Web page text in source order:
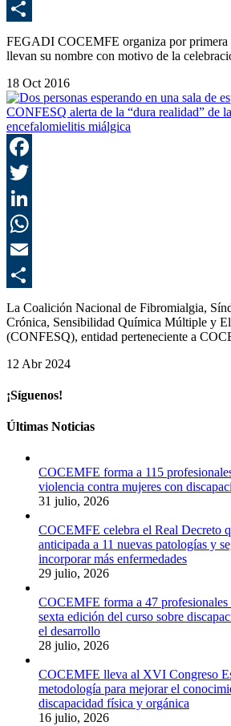
FEGADI COCEMFE organiza por primera
llevan su nombre con motivo de la
18 Oct 2016
CONFESQ alerta de la “dura realidad” de
encefalomielitis miálgica
La Coalición Nacional de Fibromialgia,
Crónica, Sensibilidad Química Múltiple y
(CONFESQ), entidad perteneciente a
12 Abr 2024
¡Síguenos!
Últimas Noticias
COCEMFE forma a 115
violencia contra mujeres con
31 julio, 2026
COCEMFE celebra el Real Decreto
anticipada a 11 nuevas patologías y
incorporar más enfermedades
29 julio, 2026
COCEMFE forma a 47 profesionales
sexta edición del curso sobre
el desarrollo
28 julio, 2026
COCEMFE lleva al XVI Congreso
metodología para mejorar el
discapacidad física y orgánica
16 julio, 2026